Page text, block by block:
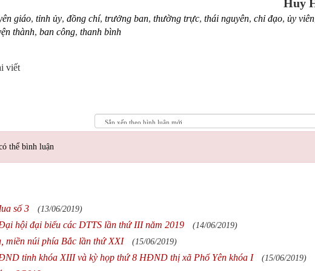
Huy
giáo, tỉnh ủy, đồng chí, trưởng ban, thường trực, thái nguyên, chỉ đạo, ủy viên
thành, ban công, thanh bình
viết
thể bình luận
số 3 (13/06/2019)
hội đại biểu các DTTS lần thứ III năm 2019 (14/06/2019)
miền núi phía Bắc lần thứ XXI (15/06/2019)
tỉnh khóa XIII và kỳ họp thứ 8 HĐND thị xã Phổ Yên khóa I (15/06/2019)